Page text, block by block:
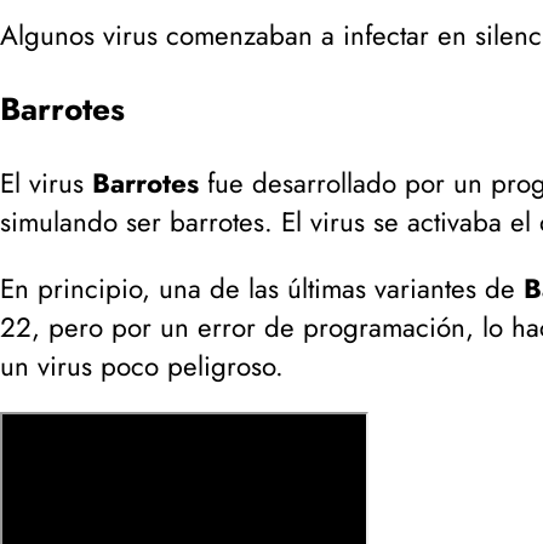
Algunos virus comenzaban a infectar en
Barrotes
El virus Barrotes fue desarrollado por un
simulando ser barrotes. El virus se activaba
En principio, una de las últimas variantes de
22, pero por un error de programación, lo
un virus poco peligroso.